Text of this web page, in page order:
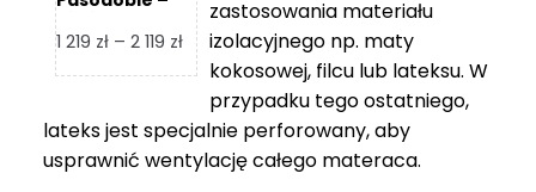
1 219 zł – 2 119 złZakres
cen:
1
219 zł
do
zastosowania materiału
izolacyjnego np. maty
kokosowej, filcu lub lateksu. W
przypadku tego ostatniego,
lateks jest specjalnie perforowany, aby
usprawnić wentylację całego materaca.